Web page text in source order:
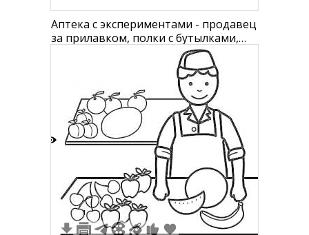
Аптека с экспериментами - продавец
за прилавком, полки с бутылками,
двое детей в шляпах, табурет
1